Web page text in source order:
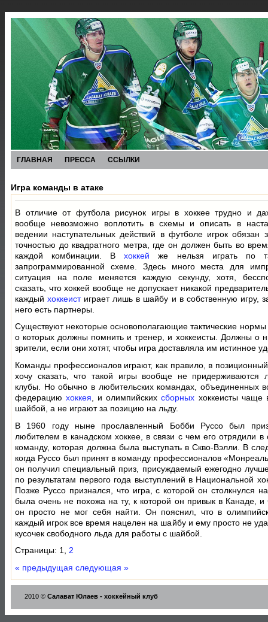
ГЛАВНАЯ ПРЕССА ССЫЛКИ
Игра команды в атаке
В отличие от футбола рисунок игры в хоккее трудно и
вообще невозможно воплотить в схемы и описать в
ведении наступательных действий в футболе игрок обязан
точностью до квадратного метра, где он должен быть во
каждой комбинации. Вхоккей же нельзя играть по
запрограммированной схеме. Здесь много места для
ситуация на поле меняется каждую секунду, хотя,
сказать, что хоккей вообще не допускает никакой
каждыйхоккеистиграет лишь в шайбу и в собственную игру,
него есть партнеры.
Существуют некоторые основополагающие тактические нормы
о которых должны помнить и тренер, и хоккеисты. Должны о
зрители, если они хотят, чтобы игра доставляла им истинное
Команды профессионалов играют, как правило, в
хочу сказать, что такой игры вообще не придерживаются
клубы. Но обычно в любительских командах, объединенных
федерациюхоккея, и олимпийскихсборных хоккеисты чаще
шайбой, а не играют за позицию на льду.
В 1960 году ныне прославленный Бобби Руссо был
любителем в канадском хоккее, в связи с чем его отрядили в
команду, которая должна была выступать в Скво-Вэлли. В
когда Руссо был принят в команду профессионалов
он получил специальный приз, присуждаемый ежегодно
по результатам первого года выступлений в Национальной
Позже Руссо признался, что игра, с которой он столкнулся
была очень не похожа на ту, к которой он привык в Канаде, и
он просто не мог себя найти. Он пояснил, что в
каждый игрок все время нацелен на шайбу и ему просто не
кусочек свободного льда для работы с шайбой.
Страницы: 1, 2
« предыдущая следующая »
2010 © Салават Юлаев - хоккейный клуб